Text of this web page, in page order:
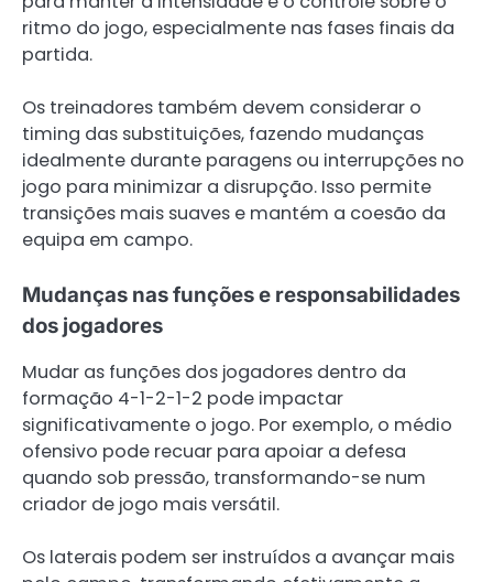
ritmo do jogo, especialmente nas fases finais da
partida.
Os treinadores também devem considerar o
timing das substituições, fazendo mudanças
idealmente durante paragens ou interrupções no
jogo para minimizar a disrupção. Isso permite
transições mais suaves e mantém a coesão da
equipa em campo.
Mudanças nas funções e responsabilidades
dos jogadores
Mudar as funções dos jogadores dentro da
formação 4-1-2-1-2 pode impactar
significativamente o jogo. Por exemplo, o médio
ofensivo pode recuar para apoiar a defesa
quando sob pressão, transformando-se num
criador de jogo mais versátil.
Os laterais podem ser instruídos a avançar mais